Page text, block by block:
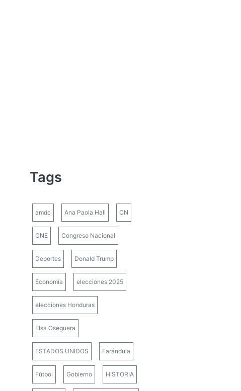
Tags
amdc Ana Paola Hall CN
CNE Congreso Nacional
Deportes Donald Trump
Economía elecciones 2025
elecciones Honduras
Elsa Oseguera
ESTADOS UNIDOS Farándula
Fútbol Gobierno HISTORIA